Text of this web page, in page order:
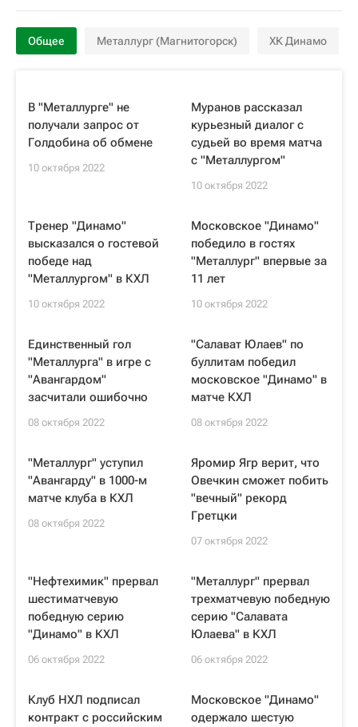
Общее Металлург (Магнитогорск) ХК Динамо
В "Металлурге" не
получали запрос от
Голдобина об обмене
10 октября 2022
Муранов рассказал
курьезный диалог с
судьей во время матча
с "Металлургом"
10 октября 2022
Тренер "Динамо"
высказался о гостевой
победе над
"Металлургом" в КХЛ
10 октября 2022
Московское "Динамо"
победило в гостях
"Металлург" впервые за
11 лет
10 октября 2022
Единственный гол
"Металлурга" в игре с
"Авангардом"
засчитали ошибочно
08 октября 2022
"Салават Юлаев" по
буллитам победил
московское "Динамо" в
матче КХЛ
08 октября 2022
"Металлург" уступил
"Авангарду" в 1000-м
матче клуба в КХЛ
08 октября 2022
Яромир Ягр верит, что
Овечкин сможет побить
"вечный" рекорд
Гретцки
07 октября 2022
"Нефтехимик" прервал
шестиматчевую
победную серию
"Динамо" в КХЛ
06 октября 2022
"Металлург" прервал
трехматчевую победную
серию "Салавата
Юлаева" в КХЛ
06 октября 2022
Клуб НХЛ подписал
контракт с российским
Московское "Динамо"
одержало шестую